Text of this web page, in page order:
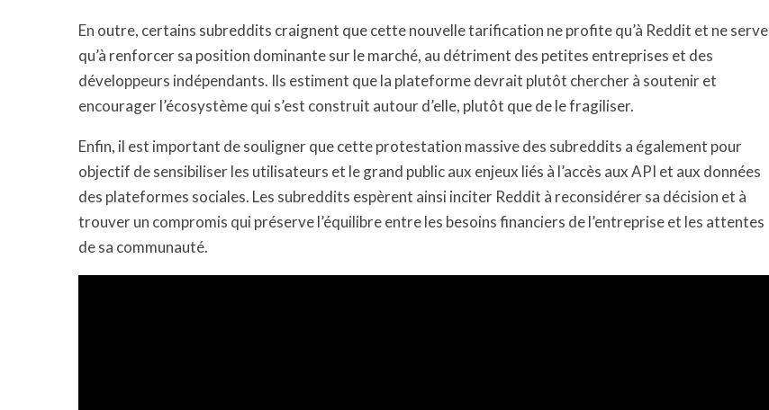
En outre, certains subreddits craignent que cette nouvelle tarification ne profite qu’à Reddit et ne serve
qu’à renforcer sa position dominante sur le marché, au détriment des petites entreprises et des
développeurs indépendants. Ils estiment que la plateforme devrait plutôt chercher à soutenir et
encourager l’écosystème qui s’est construit autour d’elle, plutôt que de le fragiliser.
Enfin, il est important de souligner que cette protestation massive des subreddits a également pour
objectif de sensibiliser les utilisateurs et le grand public aux enjeux liés à l’accès aux API et aux données
des plateformes sociales. Les subreddits espèrent ainsi inciter Reddit à reconsidérer sa décision et à
trouver un compromis qui préserve l’équilibre entre les besoins financiers de l’entreprise et les attentes
de sa communauté.